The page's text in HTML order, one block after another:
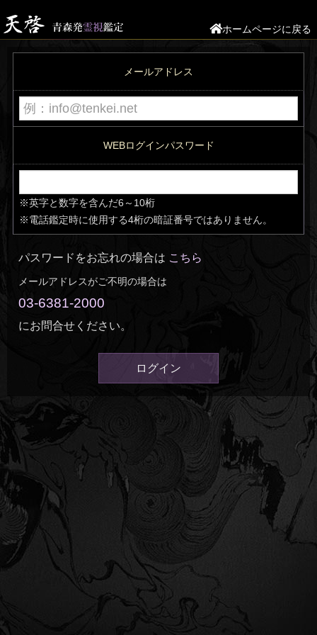
こちら
03-6381-2000